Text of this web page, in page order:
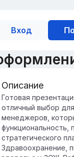
Вход
Введение:
eNPS
Цель опроса eNPS
лояльности
помогает выявить
стороны в
Описание
Готовая
отличный выбор
менеджеров,
функциональность,
стратегического
Здравоохранение,